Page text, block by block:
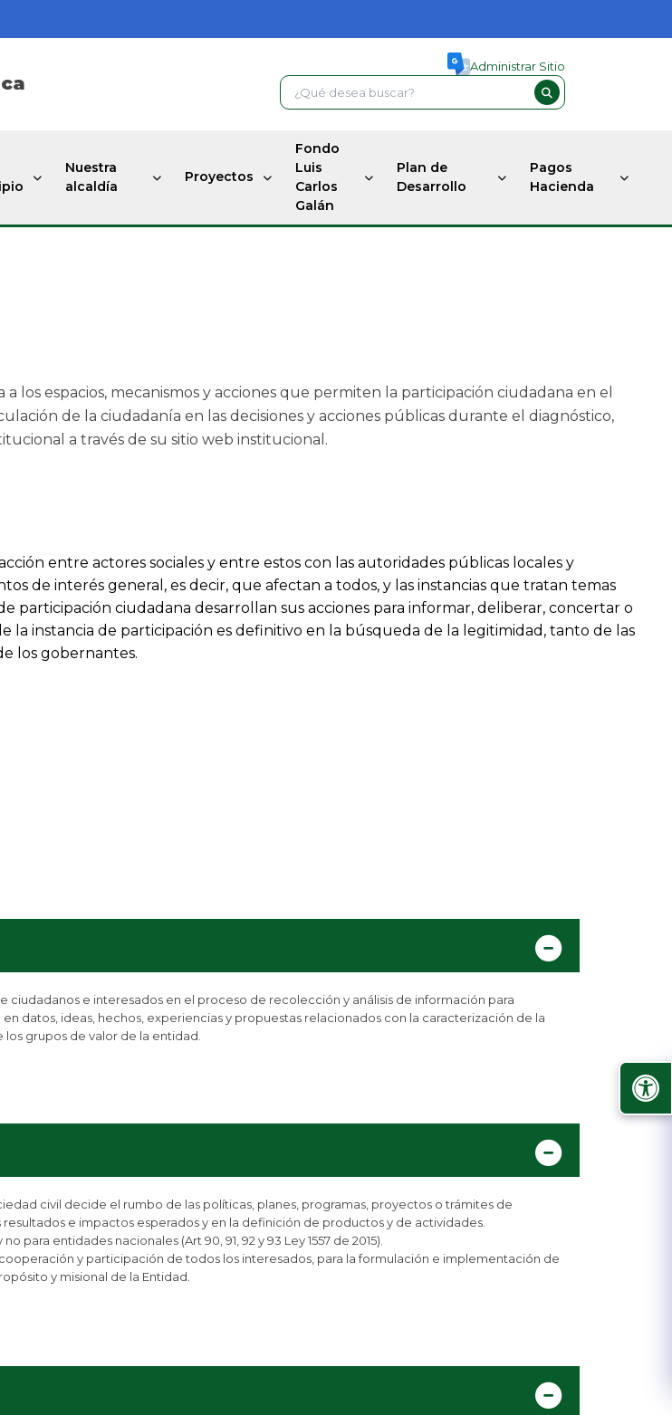
Administrar Sitio
Nuestra
alcaldía
Proyectos
Fondo
Luis
Carlos
Galán
Plan de
Desarrollo
Pagos
Hacienda
los espacios, mecanismos y acciones que permiten la participación ciudadana en el
de la ciudadanía en las decisiones y acciones públicas durante el diagnóstico,
a través de su sitio web institucional.
entre actores sociales y entre estos con las autoridades públicas locales y
de interés general, es decir, que afectan a todos, y las instancias que tratan temas
participación ciudadana desarrollan sus acciones para informar, deliberar, concertar o
la instancia de participación es definitivo en la búsqueda de la legitimidad, tanto de las
los gobernantes.
e interesados en el proceso de recolección y análisis de información para
datos, ideas, hechos, experiencias y propuestas relacionados con la caracterización de la
grupos de valor de la entidad.
civil decide el rumbo de las políticas, planes, programas, proyectos o trámites de
e impactos esperados y en la definición de productos y de actividades.
entidades nacionales (Art 90, 91, 92 y 93 Ley 1557 de 2015).
y participación de todos los interesados, para la formulación e implementación de
y misional de la Entidad.